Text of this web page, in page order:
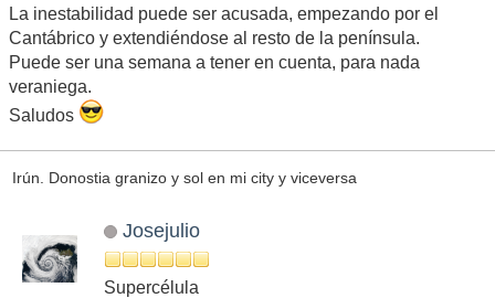
La inestabilidad puede ser acusada, empezando por el
Cantábrico y extendiéndose al resto de la península.
Puede ser una semana a tener en cuenta, para nada
veraniega.
Saludos
Irún. Donostia granizo y sol en mi city y viceversa
Josejulio
Supercélula